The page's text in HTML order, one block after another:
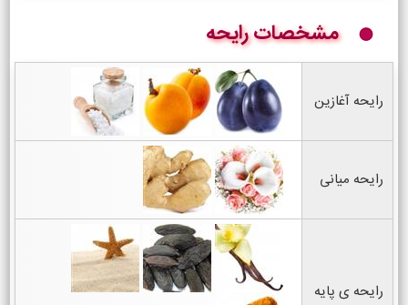
مشخصات رایحه
رایحه آغازین
رایحه میانی
رایحه ی پایه